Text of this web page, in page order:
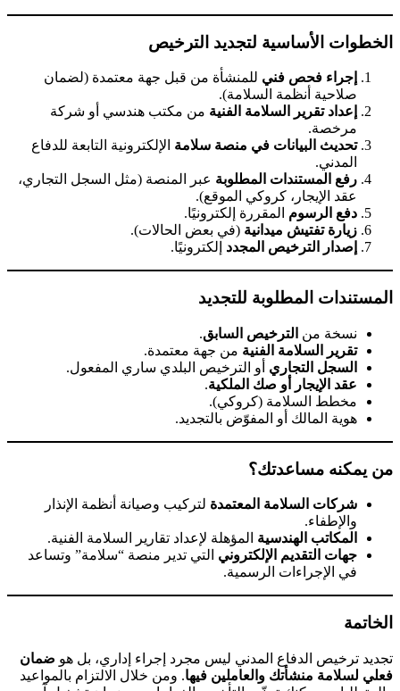
الخطوات الأساسية لتجديد الترخيص
إجراء فحص فني للمنشأة من قبل جهة معتمدة (لضمان
صلاحية أنظمة السلامة).
إعداد تقرير السلامة الفنية من مكتب هندسي أو شركة
مرخصة.
تحديث البيانات في منصة سلامة الإلكترونية التابعة للدفاع
المدني.
رفع المستندات المطلوبة عبر المنصة (مثل السجل التجاري،
عقد الإيجار، كروكي الموقع).
دفع الرسوم المقررة إلكترونيًا.
زيارة تفتيش ميدانية (في بعض الحالات).
إصدار الترخيص المجدد إلكترونيًا.
المستندات المطلوبة للتجديد
نسخة من الترخيص السابق.
تقرير السلامة الفنية من جهة معتمدة.
السجل التجاري أو الترخيص البلدي ساري المفعول.
عقد الإيجار أو صك الملكية.
مخطط السلامة (كروكي).
هوية المالك أو المفوّض بالتجديد.
من يمكنه مساعدتك؟
شركات السلامة المعتمدة لتركيب وصيانة أنظمة الإنذار
والإطفاء.
المكاتب الهندسية المؤهلة لإعداد تقارير السلامة الفنية.
جهات التقديم الإلكتروني التي تدير منصة “سلامة” وتساعد
في الإجراءات الرسمية.
الخاتمة
تجديد ترخيص الدفاع المدني ليس مجرد إجراء إداري، بل هو ضمان
فعلي لسلامة منشأتك والعاملين فيها. ومن خلال الالتزام بالمواعيد